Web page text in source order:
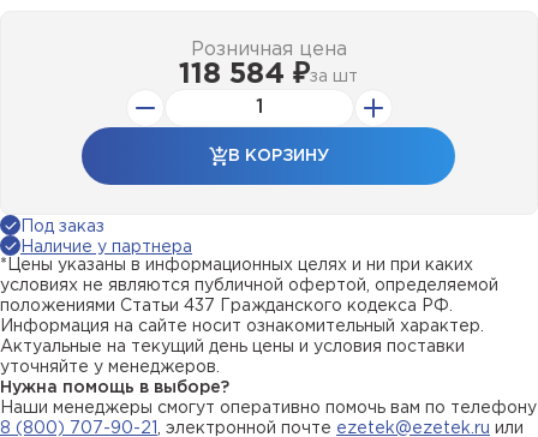
Розничная цена
118 584 ₽за шт
В КОРЗИНУ
Под заказ
Наличие у партнера
*Цены указаны в информационных целях и ни при каких
условиях не являются публичной офертой, определяемой
положениями Статьи 437 Гражданского кодекса РФ.
Информация на сайте носит ознакомительный характер.
Актуальные на текущий день цены и условия поставки
уточняйте у менеджеров.
Нужна помощь в выборе?
Наши менеджеры смогут оперативно помочь вам по телефону
8 (800) 707-90-21
, электронной почте ezetek@ezetek.ru или